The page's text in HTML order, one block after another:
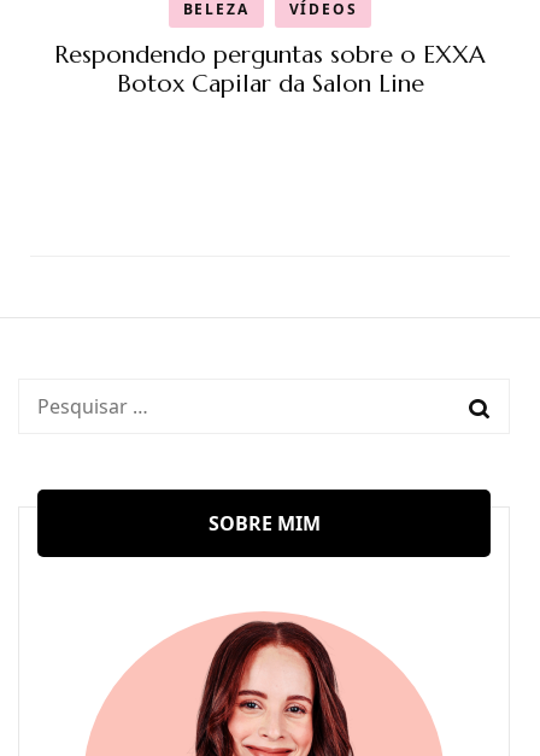
BELEZA VÍDEOS
Respondendo perguntas sobre o EXXA
Botox Capilar da Salon Line
Pesquisar
SOBRE MIM